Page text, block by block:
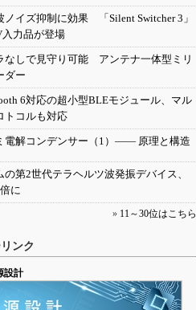
ノイズ抑制に効果 「Silent Switcher 3」
入力品が登場
なしで見守り可能 アンテナ一体型ミリ
ダー
6対応の超小型BLEモジュール、マル
トコルも対応
電解コンデンサー（1）―― 原理と構造
の第2世代テラヘルツ波発振デバイス、
に
» 11～30位はこちら
ンク
設計